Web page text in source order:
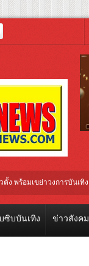
ย่าวงการบันเทิงยุคดิจิทัล
ซิบบันเทิง ข่าวสังคม